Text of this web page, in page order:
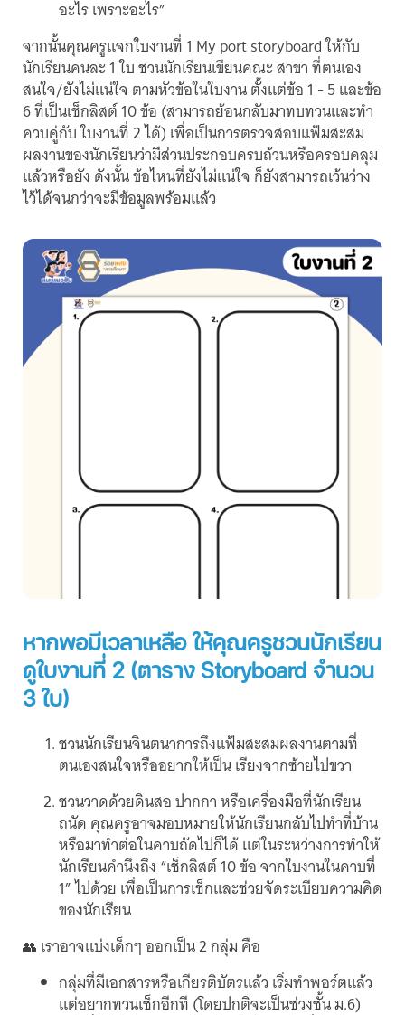
อะไร เพราะอะไร”
จากนั้นคุณครูแจกใบงานที่ 1 My port storyboard ให้กับ
นักเรียนคนละ 1 ใบ ชวนนักเรียนเขียนคณะ สาขา ที่ตนเอง
สนใจ/ยังไม่แน่ใจ ตามหัวข้อในใบงาน ตั้งแต่ข้อ 1 - 5 และข้อ
6 ที่เป็นเช็กลิสต์ 10 ข้อ (สามารถย้อนกลับมาทบทวนและทำ
ควบคู่กับ ใบงานที่ 2 ได้) เพื่อเป็นการตรวจสอบแฟ้มสะสม
ผลงานของนักเรียนว่ามีส่วนประกอบครบถ้วนหรือครอบคลุม
แล้วหรือยัง ดังนั้น ข้อไหนที่ยังไม่แน่ใจ ก็ยังสามารถเว้นว่าง
ไว้ได้จนกว่าจะมีข้อมูลพร้อมแล้ว
หากพอมีเวลาเหลือ ให้คุณครูชวนนักเรียน
ดูใบงานที่ 2 (ตาราง Storyboard จำนวน
3 ใบ)
ชวนนักเรียนจินตนาการถึงแฟ้มสะสมผลงานตามที่
ตนเองสนใจหรืออยากให้เป็น เรียงจากซ้ายไปขวา
ชวนวาดด้วยดินสอ ปากกา หรือเครื่องมือที่นักเรียน
ถนัด คุณครูอาจมอบหมายให้นักเรียนกลับไปทำที่บ้าน
หรือมาทำต่อในคาบถัดไปก็ได้ แต่ในระหว่างการทำให้
นักเรียนคำนึงถึง “เช็กลิสต์ 10 ข้อ จากใบงานในคาบที่
1” ไปด้วย เพื่อเป็นการเช็กและช่วยจัดระเบียบความคิด
ของนักเรียน
👥 เราอาจแบ่งเด็กๆ ออกเป็น 2 กลุ่ม คือ
กลุ่มที่มีเอกสารหรือเกียรติบัตรแล้ว เริ่มทำพอร์ตแล้ว
แต่อยากทวนเช็กอีกที (โดยปกติจะเป็นช่วงชั้น ม.6)